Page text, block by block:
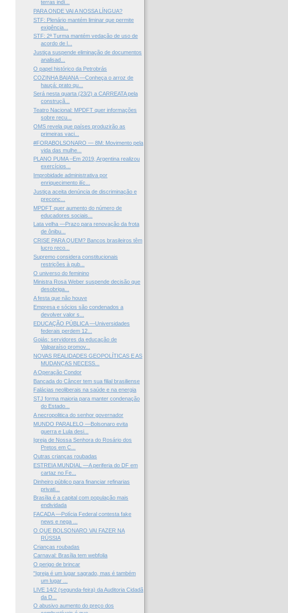
terras indí...
PARA ONDE VAI A NOSSA LÍNGUA?
STF: Plenário mantém liminar que permite
exigência...
STF: 2ª Turma mantém vedação de uso de
acordo de l...
Justiça suspende eliminação de documentos
analisad...
O papel histórico da Petrobrás
COZINHA BAIANA —Conheça o arroz de
hauçá: prato qu...
Será nesta quarta (23/2) a CARREATA pela
construçã...
Teatro Nacional: MPDFT quer informações
sobre recu...
OMS revela que países produzirão as
primeiras vaci...
#FORABOLSONARO — 8M: Movimento pela
vida das mulhe...
PLANO PUMA –Em 2019, Argentina realizou
exercícios...
Improbidade administrativa por
enriquecimento ilíc...
Justiça aceita denúncia de discriminação e
preconc...
MPDFT quer aumento do número de
educadores sociais...
Lata velha —Prazo para renovação da frota
de ônibu...
CRISE PARA QUEM? Bancos brasileiros têm
lucro reco...
Supremo considera constitucionais
restrições à pub...
O universo do feminino
Ministra Rosa Weber suspende decisão que
desobriga...
A festa que não houve
Empresa e sócios são condenados a
devolver valor s...
EDUCAÇÃO PÚBLICA —Universidades
federais perdem 12...
Goiás: servidores da educação de
Valparaíso promov...
NOVAS REALIDADES GEOPOLÍTICAS E AS
MUDANÇAS NECESS...
A Operação Condor
Bancada do Câncer tem sua filial brasiliense
Falácias neoliberais na saúde e na energia
STJ forma maioria para manter condenação
do Estado...
A necropolitica do senhor governador
MUNDO PARALELO —Bolsonaro evita
guerra e Lula desi...
Igreja de Nossa Senhora do Rosário dos
Pretos em C...
Outras crianças roubadas
ESTREIA MUNDIAL —A periferia do DF em
cartaz no Fe...
Dinheiro público para financiar refinarias
privati...
Brasília é a capital com população mais
endividada
FACADA —Polícia Federal contesta fake
news e nega ...
O QUE BOLSONARO VAI FAZER NA
RÚSSIA
Crianças roubadas
Carnaval: Brasília tem webfolia
O perigo de brincar
"Igreja é um lugar sagrado, mas é também
um lugar ...
LIVE 14/2 (segunda-feira) da Auditoria Cidadã
da D...
O abusivo aumento do preço dos